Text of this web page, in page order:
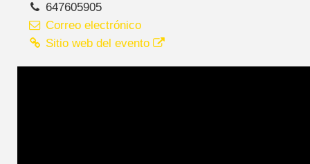
647605905
Correo electrónico
Sitio web del evento